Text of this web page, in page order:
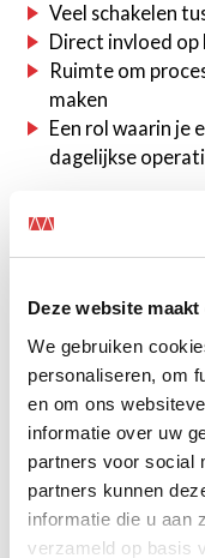
Deze website
We gebruiken
personaliseren, om
en om ons
informatie over uw
partners voor social
partners kunnen
informatie die u aan
verzameld op basis
Veel schakelen
Direct invloed
Ruimte om
maken
Een rol waarin je
dagelijkse
Wie zoeken wij?
structuur
MBO werk- en
Ervaring in een
coördinatie)
Je werkt
Je bent
Je neemt
Je denkt vooruit